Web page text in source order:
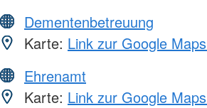
Dementenbetreuung
Karte: Link zur Google
Ehrenamt
Karte: Link zur Google